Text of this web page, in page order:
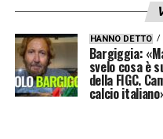
HANNO DETTO
Bargiggia:
svelo cosa è
della FIGC.
calcio